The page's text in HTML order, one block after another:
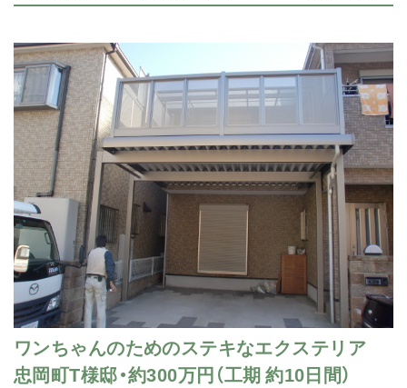
ワンちゃんのためのステキなエクステリア
忠岡町T様邸・約300万円（工期 約10日間）